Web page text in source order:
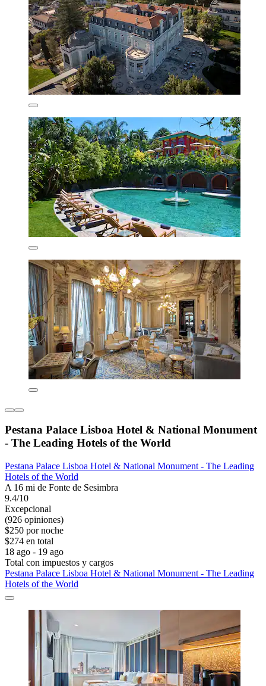
Pestana Palace Lisboa Hotel & National Monument
- The Leading Hotels of the World
Pestana Palace Lisboa Hotel & National Monument - The Leading
Hotels of the World
A 16 mi de Fonte de Sesimbra
9.4/10
Excepcional
(926 opiniones)
$250 por noche
$274 en total
18 ago - 19 ago
Total con impuestos y cargos
Pestana Palace Lisboa Hotel & National Monument - The Leading
Hotels of the World